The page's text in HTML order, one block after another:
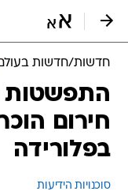
חדשות/חדשות
התפשטות
חירום
בפלורידה
סוכנויות הידיעות